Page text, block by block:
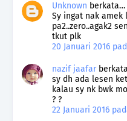
Unknown berkata…
Sy ingat nak amek
pa2..zero..agak2
tkut plk
20 Januari 2016
nazif jaafar
sy dh ada lesen
kalau sy nk bwk
? ?
22 Januari 2016